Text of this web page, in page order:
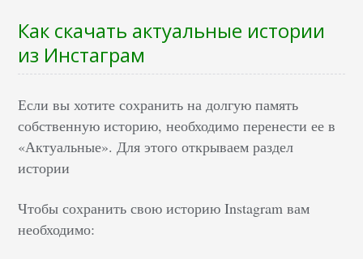
Как скачать актуальные истории
из Инстаграм
Если вы хотите сохранить на долгую память
собственную историю, необходимо перенести ее в
«Актуальные». Для этого открываем раздел
истории
Чтобы сохранить свою историю Instagram вам
необходимо: